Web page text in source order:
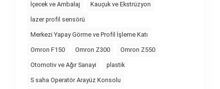
İçecek ve Ambalaj Kauçuk ve Ekstrüzyon
lazer profil sensörü
Merkezi Yapay Görme ve Profil İşleme Katı
Omron F150 Omron Z300 Omron Z550
Otomotiv ve Ağır Sanayi plastik
S saha Operatör Arayüz Konsolu